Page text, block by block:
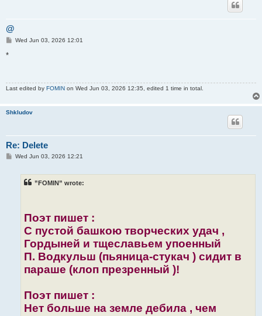
@
PWed Jun 03, 2026 12:01
*
Last edited by FOMIN on Wed Jun 03, 2026 12:35, edited 1 time in total.
Shkludov
Re: Delete
PWed Jun 03, 2026 12:21
”FOMIN” wrote:
Поэт пишет :
С пустой башкою творческих удач ,
Гордыней и тщеславьем упоенный
П. Водкульш (пьяница-стукач ) сидит в
параше (клоп презренный )!
Поэт пишет :
Нет больше на земле дебила , чем